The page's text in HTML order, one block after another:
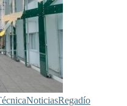
NoticiasRegadío